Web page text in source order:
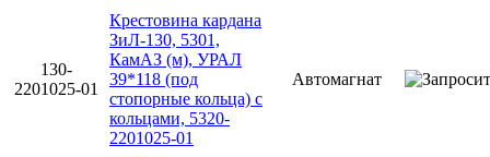
130-
2201025-01
Крестовина кардана
ЗиЛ-130, 5301,
КамАЗ (м), УРАЛ
39*118 (под
стопорные кольца) с
кольцами, 5320-
2201025-01
Автомагнат